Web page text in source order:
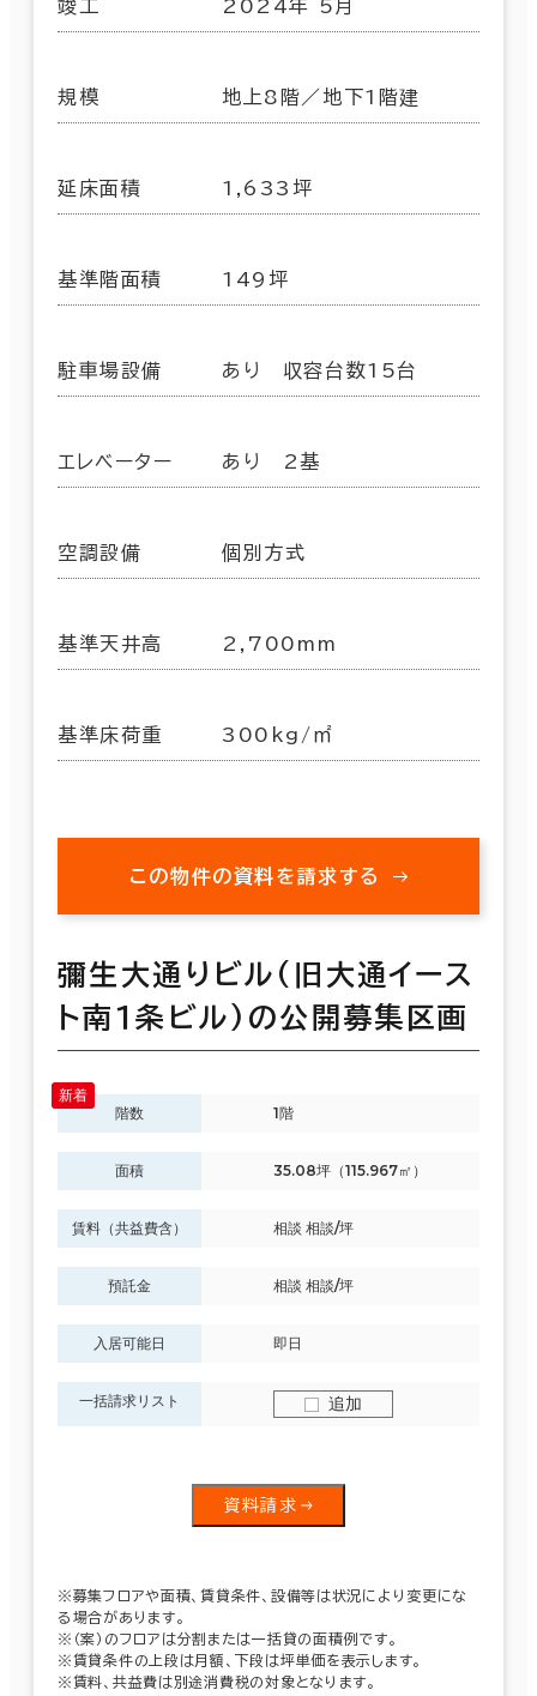
竣工 2024年 5月
規模 地上8階／地下1階建
延床面積 1,633坪
基準階面積 149坪
駐車場設備 あり 収容台数15台
エレベーター あり 2基
空調設備 個別方式
基準天井高 2,700mm
基準床荷重 300kg/㎡
この物件の資料を請求する
彌生大通りビル(旧大通イース
ト南１条ビル)の公開募集区画
階数 1階
面積 35.08坪（115.967㎡）
賃料（共益費含） 相談 相談/坪
預託金 相談 相談/坪
入居可能日 即日
一括請求リスト 追加
資料請求
※募集フロアや面積、賃貸条件、設備等は状況により変更にな
る場合があります。
※（案）のフロアは分割または一括貸の面積例です。
※賃貸条件の上段は月額、下段は坪単価を表示します。
※賃料、共益費は別途消費税の対象となります。